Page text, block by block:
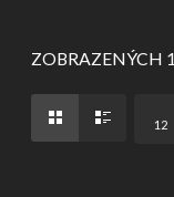
ZOBRAZENÝCH
12